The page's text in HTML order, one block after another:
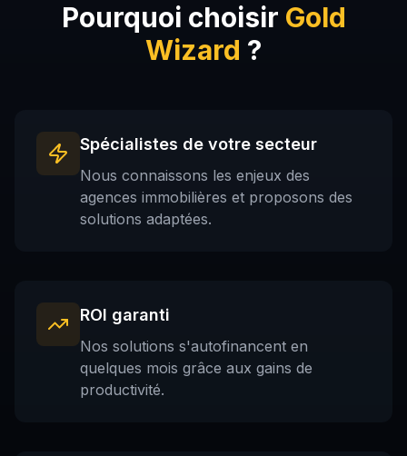
Pourquoi choisir Gold
Wizard ?
Spécialistes de votre secteur
Nous connaissons les enjeux des
agences immobilières et proposons des
solutions adaptées.
ROI garanti
Nos solutions s'autofinancent en
quelques mois grâce aux gains de
productivité.